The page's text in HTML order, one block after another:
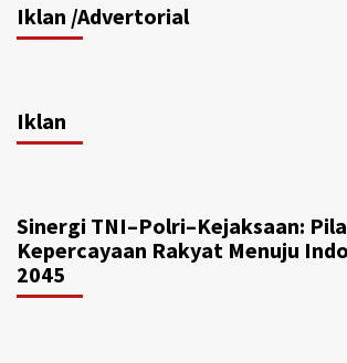
Iklan /Advertorial
Iklan
Sinergi TNI–Polri–Kejaksaan:
Kepercayaan Rakyat Menuju
2045